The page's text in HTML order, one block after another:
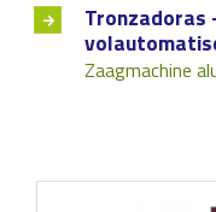
Tronzadoras
Zaagmachine